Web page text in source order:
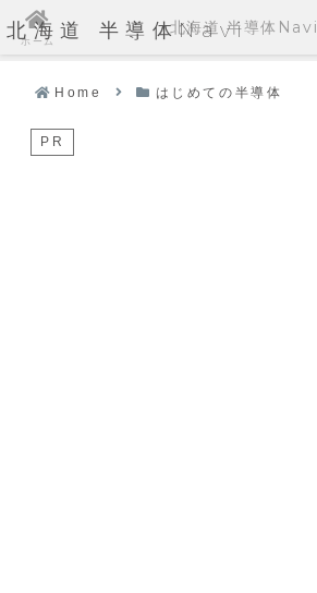
北海道 半導体Navi
Home はじめての半導体
PR
ホーム
北海道 半導体Navi